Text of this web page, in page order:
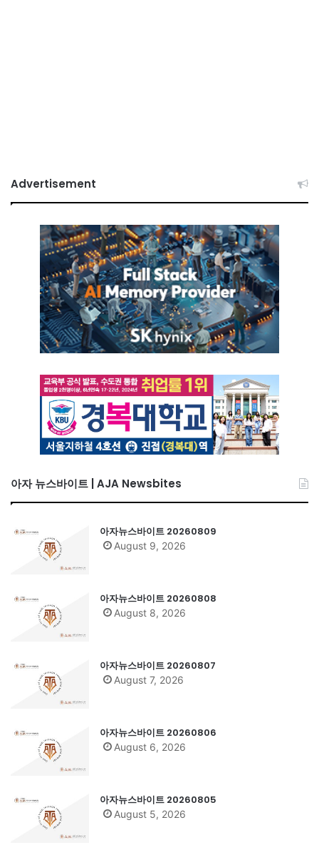
Advertisement
아자 뉴스바이트 | AJA Newsbites
아자뉴스바이트 20260809
August 9, 2026
아자뉴스바이트 20260808
August 8, 2026
아자뉴스바이트 20260807
August 7, 2026
아자뉴스바이트 20260806
August 6, 2026
아자뉴스바이트 20260805
August 5, 2026